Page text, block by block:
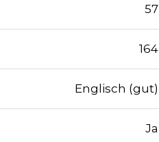
57
164
Englisch (gut)
Ja